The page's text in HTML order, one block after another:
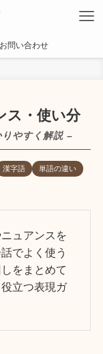
お問い合わせ
ス・使い分
やすく解説 –
漢字語 単語の違い
ュアンスを
でよく使う
をまとめて
立つ表現ガ